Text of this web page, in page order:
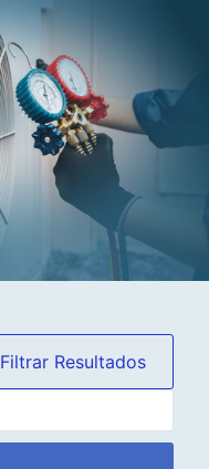
Filtrar Resultados